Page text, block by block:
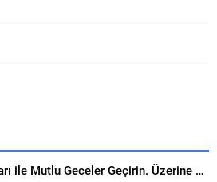
Ataşehir Escort Kızları ile Mutlu Geceler Geçirin. Üzerine Kapsamlı Bakış